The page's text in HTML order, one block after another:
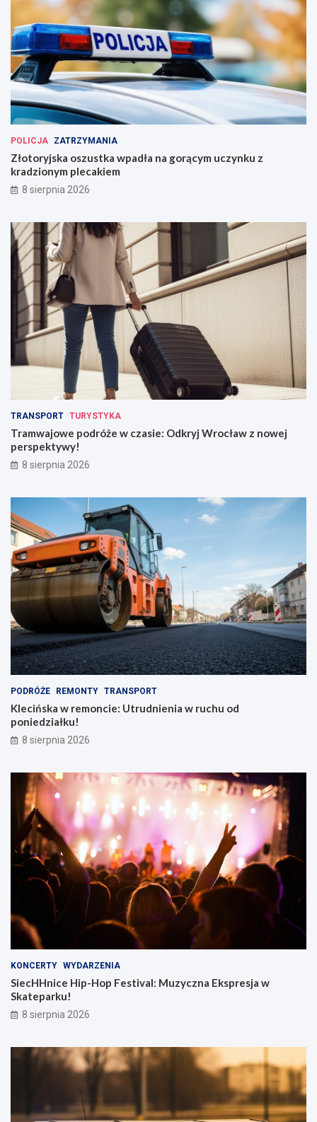
POLICJA ZATRZYMANIA
Złotoryjska oszustka wpadła na gorącym uczynku z
kradzionym plecakiem
8 sierpnia 2026
TRANSPORT TURYSTYKA
Tramwajowe podróże w czasie: Odkryj Wrocław z nowej
perspektywy!
8 sierpnia 2026
PODRÓŻE REMONTY TRANSPORT
Klecińska w remoncie: Utrudnienia w ruchu od
poniedziałku!
8 sierpnia 2026
KONCERTY WYDARZENIA
SiecHHnice Hip-Hop Festival: Muzyczna Ekspresja w
Skateparku!
8 sierpnia 2026